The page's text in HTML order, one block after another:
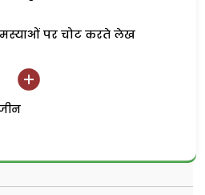
पर चोट करते लेख